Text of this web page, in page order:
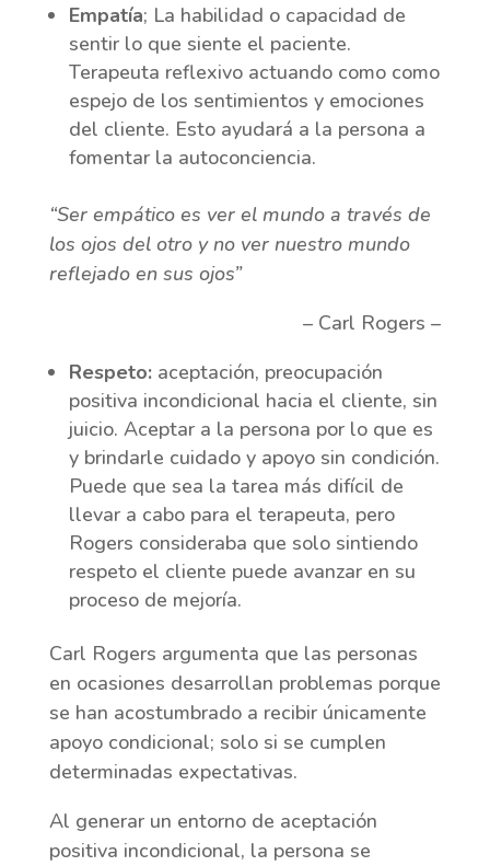
Empatía; La habilidad o capacidad de
sentir lo que siente el paciente.
Terapeuta reflexivo actuando como como
espejo de los sentimientos y emociones
del cliente. Esto ayudará a la persona a
fomentar la autoconciencia.
“Ser empático es ver el mundo a través de
los ojos del otro y no ver nuestro mundo
reflejado en sus ojos”
– Carl Rogers –
Respeto: aceptación, preocupación
positiva incondicional hacia el cliente, sin
juicio. Aceptar a la persona por lo que es
y brindarle cuidado y apoyo sin condición.
Puede que sea la tarea más difícil de
llevar a cabo para el terapeuta, pero
Rogers consideraba que solo sintiendo
respeto el cliente puede avanzar en su
proceso de mejoría.
Carl Rogers argumenta que las personas
en ocasiones desarrollan problemas porque
se han acostumbrado a recibir únicamente
apoyo condicional; solo si se cumplen
determinadas expectativas.
Al generar un entorno de aceptación
positiva incondicional, la persona se